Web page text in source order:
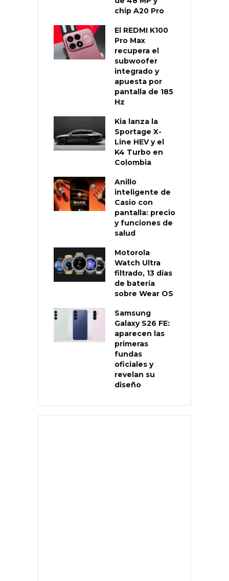
chip A20 Pro
El REDMI K100
Pro Max
recupera el
subwoofer
integrado y
apuesta por
pantalla de 185
Hz
Kia lanza la
Sportage X-
Line HEV y el
K4 Turbo en
Colombia
Anillo
inteligente de
Casio con
pantalla: precio
y funciones de
salud
Motorola
Watch Ultra
filtrado, 13 días
de batería
sobre Wear OS
Samsung
Galaxy S26 FE:
aparecen las
primeras
fundas
oficiales y
revelan su
diseño